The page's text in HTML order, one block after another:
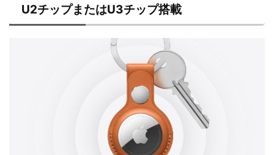
U2チップまたはU3チップ搭載